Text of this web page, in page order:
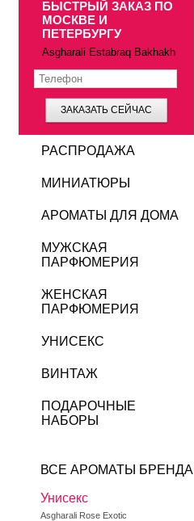
БЫСТРЫЙ ЗАКАЗ ПО
МОСКВЕ И
ПЕТЕРБУРГУ
Asgharali Estabraq Bakhakh
ЗАКАЗАТЬ СЕЙЧАС
РАСПРОДАЖА
МИНИАТЮРЫ
АРОМАТЫ ДЛЯ ДОМА
МУЖСКАЯ
ПАРФЮМЕРИЯ
ЖЕНСКАЯ
ПАРФЮМЕРИЯ
УНИСЕКС
ВИНТАЖ
ПОДАРОЧНЫЕ
НАБОРЫ
ВСЕ АРОМАТЫ БРЕНДА
Унисекс
Asgharali Rose Exotic